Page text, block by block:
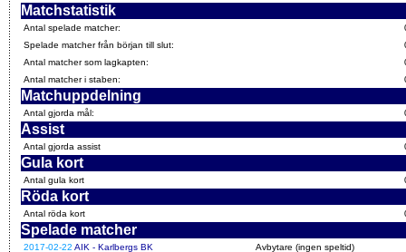
Matchstatistik
Antal spelade matcher:
Spelade matcher från början till slut:
Antal matcher som lagkapten:
Antal matcher i staben:
Matchuppdelning
Antal gjorda mål:
Assist
Antal gjorda assist
Gula kort
Antal gula kort
Röda kort
Antal röda kort
Spelade matcher
2017-02-22 AIK - Karlbergs BK
Avbytare (ingen speltid)